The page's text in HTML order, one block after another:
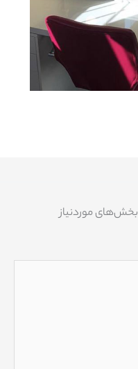
بخش‌های موردنیاز